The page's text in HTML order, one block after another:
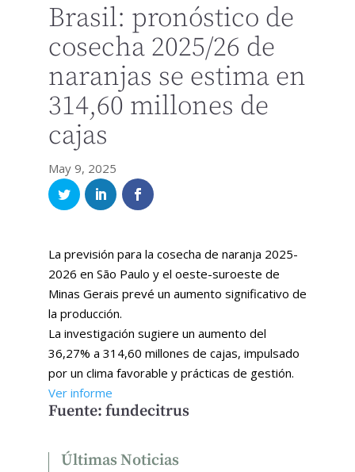
Brasil: pronóstico de
cosecha 2025/26 de
naranjas se estima en
314,60 millones de
cajas
May 9, 2025
La previsión para la cosecha de naranja 2025-
2026 en São Paulo y el oeste-suroeste de
Minas Gerais prevé un aumento significativo de
la producción.
La investigación sugiere un aumento del
36,27% a 314,60 millones de cajas, impulsado
por un clima favorable y prácticas de gestión.
Ver informe
Fuente: fundecitrus
Últimas Noticias